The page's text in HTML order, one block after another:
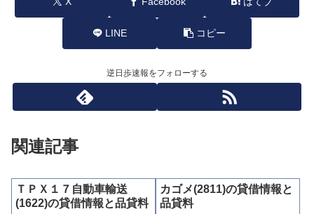
LINE コピー
逆日歩速報をフォローする
関連記事
ＴＰＸ１７自動車輸送
(1622)の貸借情報と品貸料
カゴメ(2811)の貸借情報と
品貸料